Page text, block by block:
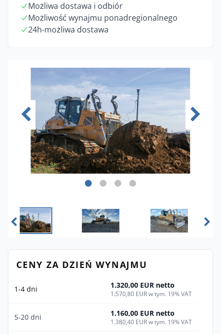
Możliwa dostawa i odbiór
Możliwość wynajmu ponadregionalnego
24h-możliwa dostawa
CENY ZA DZIEŃ WYNAJMU
1-4 dni 1.320,00 EUR netto
1.570,80 EUR w tym. 19% VAT
5-20 dni 1.160,00 EUR netto
1.380,40 EUR w tym. 19% VAT